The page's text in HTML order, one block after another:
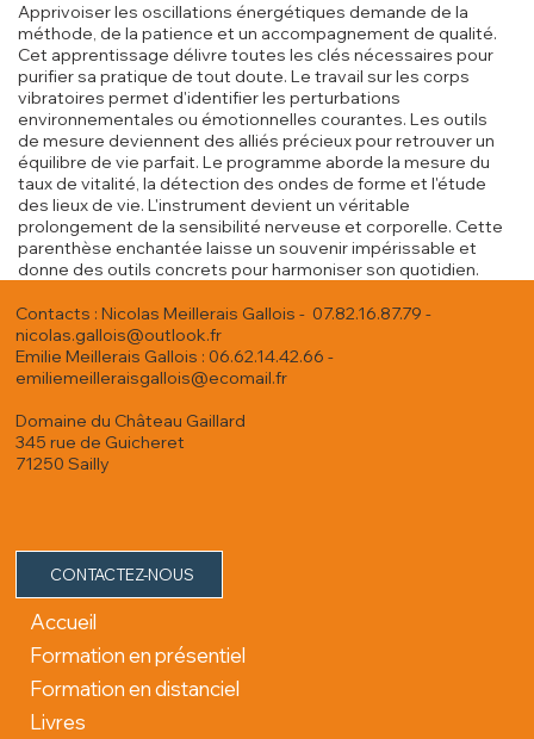
Apprivoiser les oscillations énergétiques demande de la
méthode, de la patience et un accompagnement de qualité.
Cet apprentissage délivre toutes les clés nécessaires pour
purifier sa pratique de tout doute. Le travail sur les corps
vibratoires permet d'identifier les perturbations
environnementales ou émotionnelles courantes. Les outils
de mesure deviennent des alliés précieux pour retrouver un
équilibre de vie parfait. Le programme aborde la mesure du
taux de vitalité, la détection des ondes de forme et l'étude
des lieux de vie. L'instrument devient un véritable
prolongement de la sensibilité nerveuse et corporelle. Cette
parenthèse enchantée laisse un souvenir impérissable et
donne des outils concrets pour harmoniser son quotidien.
Contacts : Nicolas Meillerais Gallois - 07.82.16.87.79 -
nicolas.gallois@outlook.fr
Emilie Meillerais Gallois : 06.62.14.42.66 -
emiliemeilleraisgallois@ecomail.fr
Domaine du Château Gaillard
345 rue de Guicheret
71250 Sailly
CONTACTEZ-NOUS
Accueil
Formation en présentiel
Formation en distanciel
Livres